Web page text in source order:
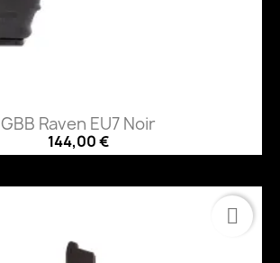
GBB Raven EU7 Noir
144,00 €